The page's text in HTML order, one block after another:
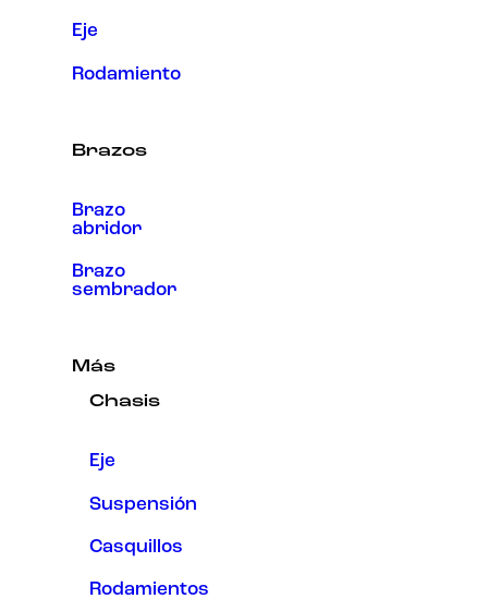
Eje
Rodamiento
Brazos
Brazo
abridor
Brazo
sembrador
Más
Chasis
Eje
Suspensión
Casquillos
Rodamientos